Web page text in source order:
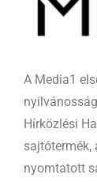
A Media1
Hírközlési
sajtótermék,
nyomtatott